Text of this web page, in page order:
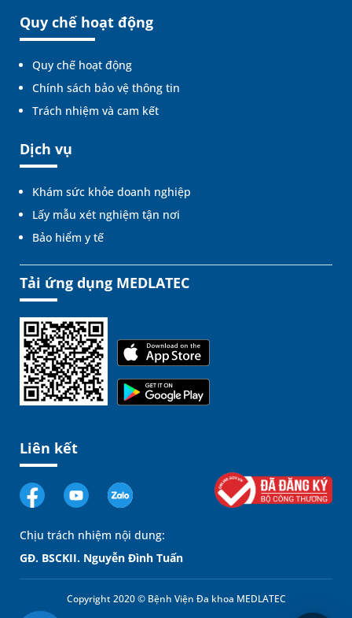
Quy chế hoạt động
Quy chế hoạt động
Chính sách bảo vệ thông tin
Trách nhiệm và cam kết
Dịch vụ
Khám sức khỏe doanh nghiệp
Lấy mẫu xét nghiệm tận nơi
Bảo hiểm y tế
Tải ứng dụng MEDLATEC
Liên kết
Chịu trách nhiệm nội dung:
GĐ. BSCKII. Nguyễn Đình Tuấn
Copyright 2020 © Bệnh Viện Đa khoa MEDLATEC